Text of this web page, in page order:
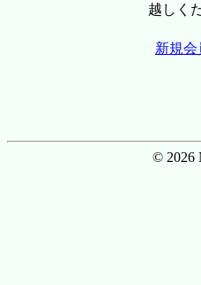
越しく
新規
© 2026